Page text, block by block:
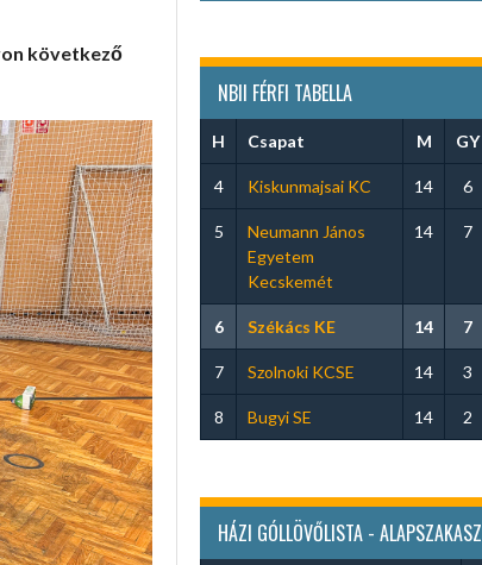
következő
NBII FÉRFI TABELLA
H Csapat M GY
4 Kiskunmajsai KC 14 6
5
Neumann János
Egyetem
Kecskemét
14 7
6 Székács KE 14 7
7 Szolnoki KCSE 14 3
8 Bugyi SE 14 2
HÁZI GÓLLÖVŐLISTA - ALAPSZAKASZ